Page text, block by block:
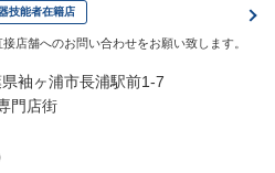
技能者在籍店
店舗へのお問い合わせをお願い致します。
袖ヶ浦市長浦駅前1-7
門店街